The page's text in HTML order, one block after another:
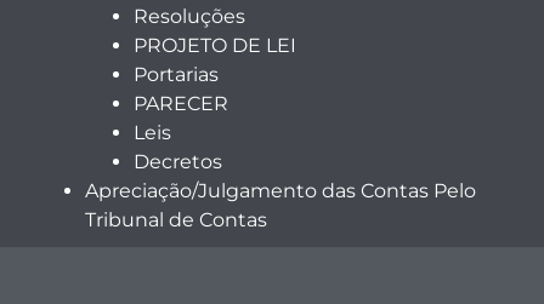
Resoluções
PROJETO DE LEI
Portarias
PARECER
Leis
Decretos
Apreciação/Julgamento das Contas Pelo
Tribunal de Contas